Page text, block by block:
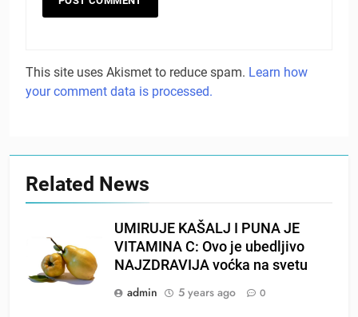
This site uses Akismet to reduce spam. Learn how
your comment data is processed.
Related News
UMIRUJE KAŠALJ I PUNA JE
VITAMINA C: Ovo je ubedljivo
NAJZDRAVIJA voćka na svetu
admin
5 years ago 0